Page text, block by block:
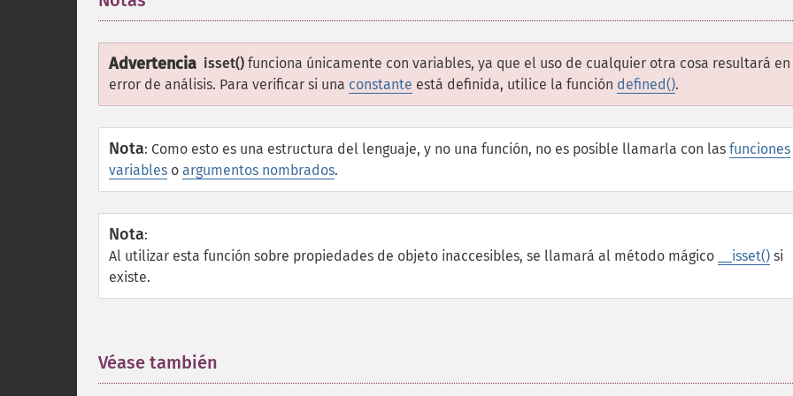
Advertencia isset() funciona únicamente con variables, ya que el uso de cualquier otra cosa resultará en
error de análisis. Para verificar si una constante está definida, utilice la función defined().
Nota: Como esto es una estructura del lenguaje, y no una función, no es posible llamarla con las funciones
variables o argumentos nombrados.
Nota:
Al utilizar esta función sobre propiedades de objeto inaccesibles, se llamará al método mágico
__isset() si
existe.
Véase también